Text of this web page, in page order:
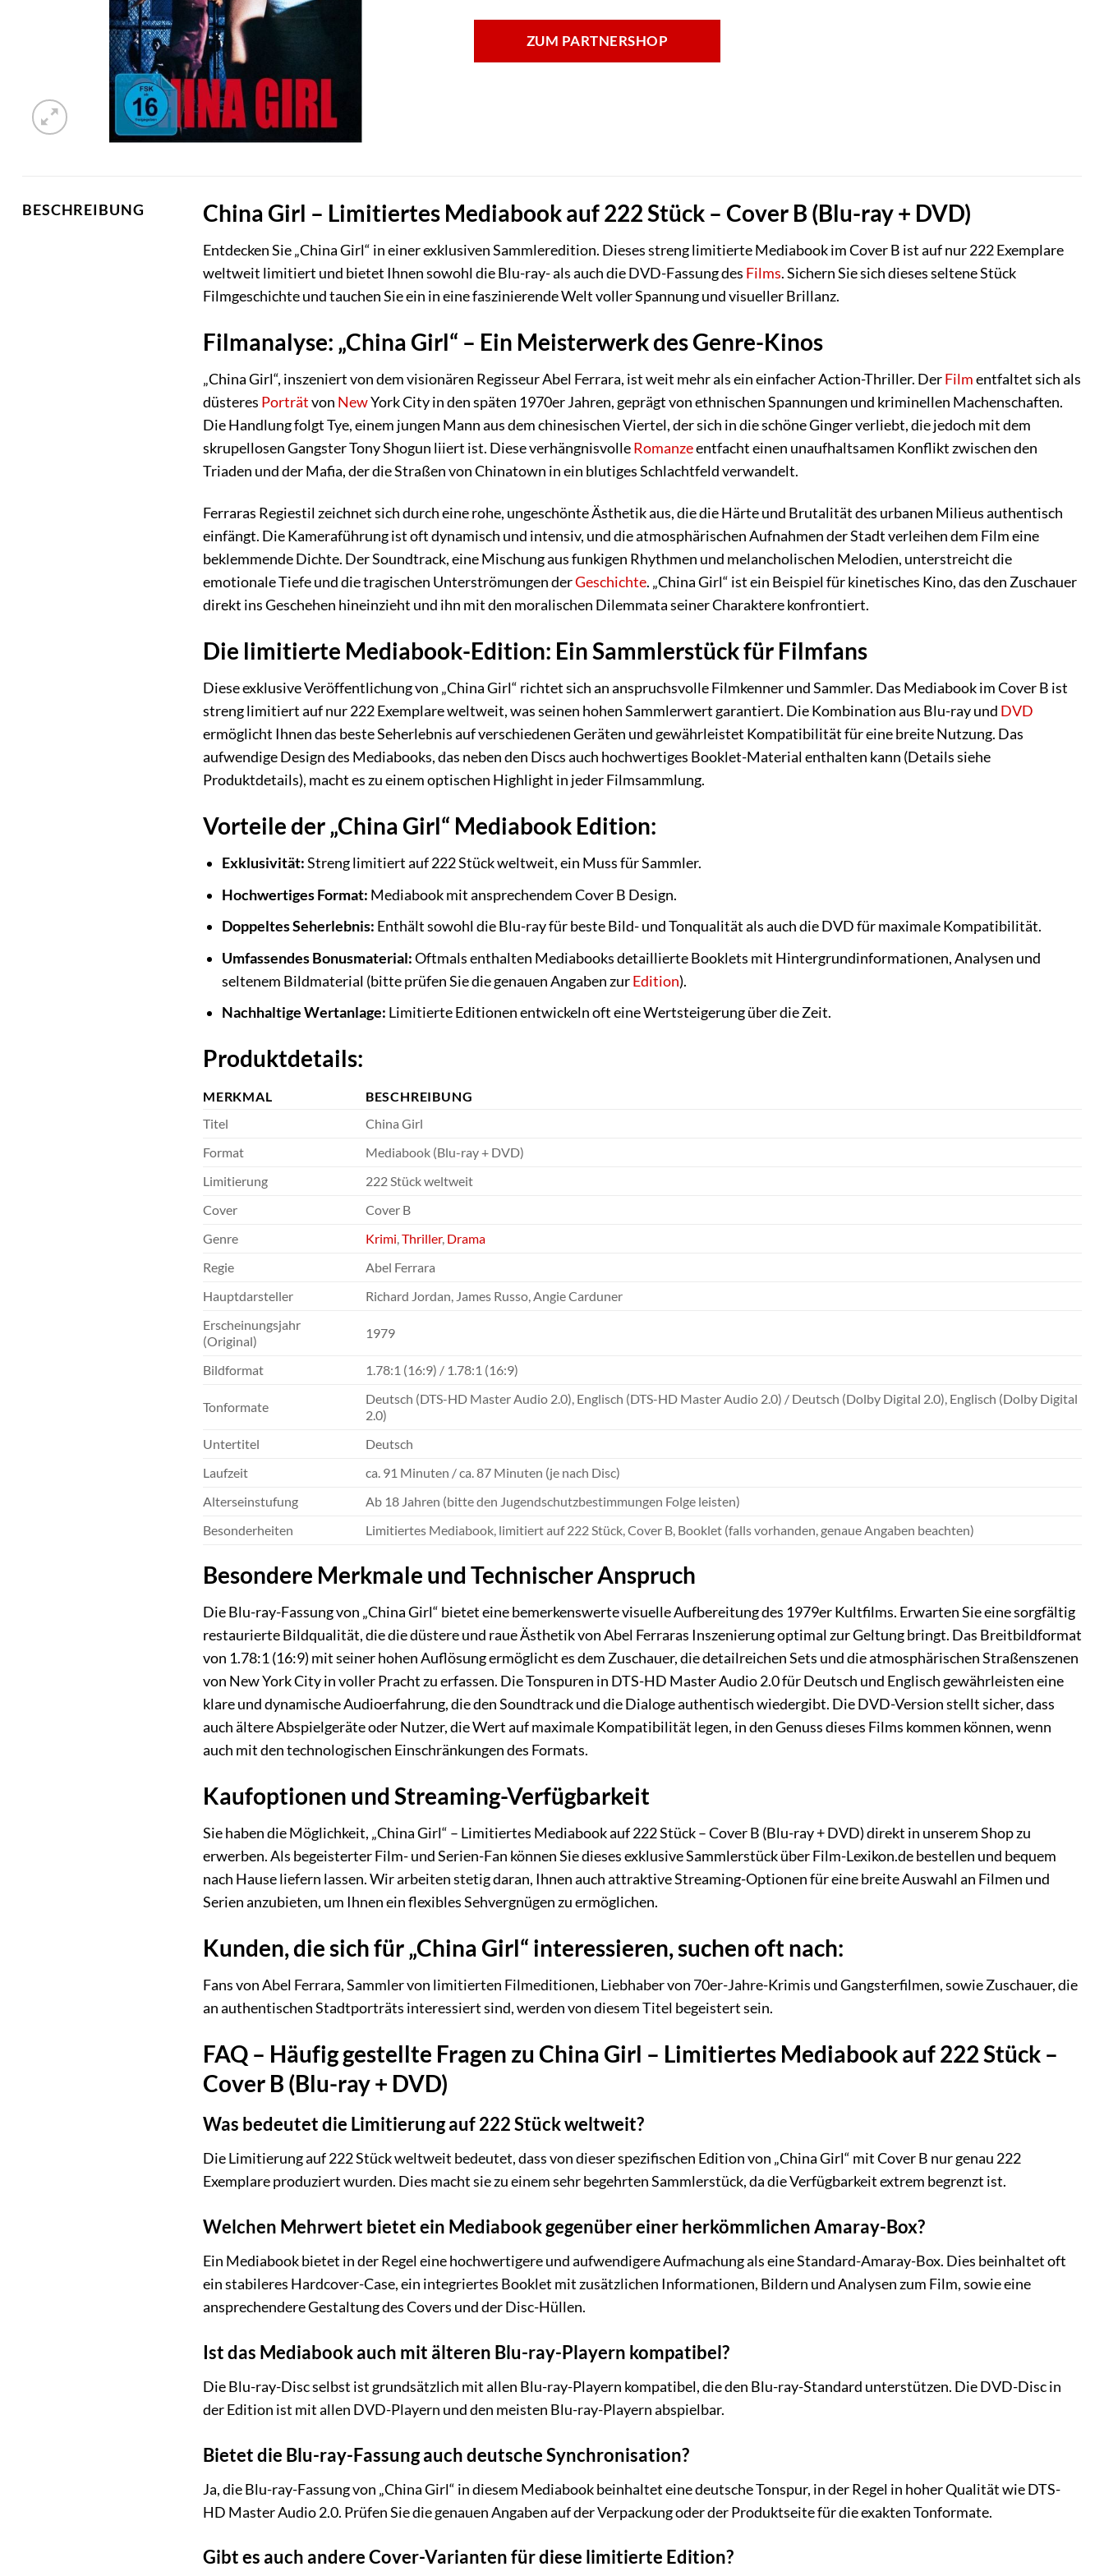
ZUM PARTNERSHOP
BESCHREIBUNG China Girl – Limitiertes Mediabook auf 222 Stück – Cover B (Blu-ray + DVD)
Entdecken Sie „China Girl“ in einer exklusiven Sammleredition. Dieses streng limitierte Mediabook im Cover B ist auf nur 222 Exemplare
weltweit limitiert und bietet Ihnen sowohl die Blu-ray- als auch die DVD-Fassung des Films. Sichern Sie sich dieses seltene Stück
Filmgeschichte und tauchen Sie ein in eine faszinierende Welt voller Spannung und visueller Brillanz.
Filmanalyse: „China Girl“ – Ein Meisterwerk des Genre-Kinos
„China Girl“, inszeniert von dem visionären Regisseur Abel Ferrara, ist weit mehr als ein einfacher Action-Thriller. DerFilmentfaltet sich als
düsteres Porträtvon NewYork City in den späten 1970er Jahren, geprägt von ethnischen Spannungen und kriminellen Machenschaften.
Die Handlung folgt Tye, einem jungen Mann aus dem chinesischen Viertel, der sich in die schöne Ginger verliebt, die jedoch mit dem
skrupellosen Gangster Tony Shogun liiert ist. Diese verhängnisvolleRomanzeentfacht einen unaufhaltsamen Konflikt zwischen den
Triaden und der Mafia, der die Straßen von Chinatown in ein blutiges Schlachtfeld verwandelt.
Ferraras Regiestil zeichnet sich durch eine rohe, ungeschönte Ästhetik aus, die die Härte und Brutalität des urbanen Milieus authentisch
einfängt. Die Kameraführung ist oft dynamisch und intensiv, und die atmosphärischen Aufnahmen der Stadt verleihen dem Film eine
beklemmende Dichte. Der Soundtrack, eine Mischung aus funkigen Rhythmen und melancholischen Melodien, unterstreicht die
emotionale Tiefe und die tragischen Unterströmungen derGeschichte. „China Girl“ ist ein Beispiel für kinetisches Kino, das den Zuschauer
direkt ins Geschehen hineinzieht und ihn mit den moralischen Dilemmata seiner Charaktere konfrontiert.
Die limitierte Mediabook-Edition: Ein Sammlerstück für Filmfans
Diese exklusive Veröffentlichung von „China Girl“ richtet sich an anspruchsvolle Filmkenner und Sammler. Das Mediabook im Cover B ist
streng limitiert auf nur 222 Exemplare weltweit, was seinen hohen Sammlerwert garantiert. Die Kombination aus Blu-ray und DVD
ermöglicht Ihnen das beste Seherlebnis auf verschiedenen Geräten und gewährleistet Kompatibilität für eine breite Nutzung. Das
aufwendige Design des Mediabooks, das neben den Discs auch hochwertiges Booklet-Material enthalten kann (Details siehe
Produktdetails), macht es zu einem optischen Highlight in jeder Filmsammlung.
Vorteile der „China Girl“ Mediabook Edition:
Exklusivität:Streng limitiert auf 222 Stück weltweit, ein Muss für Sammler.
Hochwertiges Format: Mediabook mit ansprechendem Cover B Design.
Doppeltes Seherlebnis: Enthält sowohl die Blu-ray für beste Bild- und Tonqualität als auch die DVD für maximale Kompatibilität.
Umfassendes Bonusmaterial:Oftmals enthalten Mediabooks detaillierte Booklets mit Hintergrundinformationen, Analysen und
seltenem Bildmaterial (bitte prüfen Sie die genauen Angaben zurEdition).
Nachhaltige Wertanlage: Limitierte Editionen entwickeln oft eine Wertsteigerung über die Zeit.
Produktdetails:
MERKMAL
BESCHREIBUNG
Titel
China Girl
Format
Mediabook (Blu-ray + DVD)
Limitierung
222 Stück weltweit
Cover
Cover B
Genre
Krimi,Thriller, Drama
Regie
Abel Ferrara
Hauptdarsteller
Richard Jordan, James Russo, Angie Carduner
Erscheinungsjahr
(Original)
1979
Bildformat 1.78:1 (16:9) / 1.78:1 (16:9)
Tonformate
Deutsch (DTS-HD Master Audio 2.0), Englisch (DTS-HD Master Audio 2.0) / Deutsch (Dolby Digital 2.0), Englisch (Dolby Digital
2.0)
Untertitel
Deutsch
Laufzeit
ca. 91 Minuten / ca. 87 Minuten (je nach Disc)
Alterseinstufung
Ab 18 Jahren (bitte den Jugendschutzbestimmungen Folge leisten)
Besonderheiten
Limitiertes Mediabook, limitiert auf 222 Stück, Cover B, Booklet (falls vorhanden, genaue Angaben beachten)
Besondere Merkmale und Technischer Anspruch
Die Blu-ray-Fassung von „China Girl“ bietet eine bemerkenswerte visuelle Aufbereitung des 1979er Kultfilms. Erwarten Sie eine sorgfältig
restaurierte Bildqualität, die die düstere und raue Ästhetik von Abel Ferraras Inszenierung optimal zur Geltung bringt. Das Breitbildformat
von 1.78:1 (16:9) mit seiner hohen Auflösung ermöglicht es dem Zuschauer, die detailreichen Sets und die atmosphärischen Straßenszenen
von New York City in voller Pracht zu erfassen. Die Tonspuren in DTS-HD Master Audio 2.0 für Deutsch und Englisch gewährleisten eine
klare und dynamische Audioerfahrung, die den Soundtrack und die Dialoge authentisch wiedergibt. Die DVD-Version stellt sicher, dass
auch ältere Abspielgeräte oder Nutzer, die Wert auf maximale Kompatibilität legen, in den Genuss dieses Films kommen können, wenn
auch mit den technologischen Einschränkungen des Formats.
Kaufoptionen und Streaming-Verfügbarkeit
Sie haben die Möglichkeit, „China Girl“ – Limitiertes Mediabook auf 222 Stück – Cover B (Blu-ray + DVD) direkt in unserem Shop zu
erwerben. Als begeisterter Film- und Serien-Fan können Sie dieses exklusive Sammlerstück über Film-Lexikon.de bestellen und bequem
nach Hause liefern lassen. Wir arbeiten stetig daran, Ihnen auch attraktive Streaming-Optionen für eine breite Auswahl an Filmen und
Serien anzubieten, um Ihnen ein flexibles Sehvergnügen zu ermöglichen.
Kunden, die sich für „China Girl“ interessieren, suchen oft nach:
Fans von Abel Ferrara, Sammler von limitierten Filmeditionen, Liebhaber von 70er-Jahre-Krimis und Gangsterfilmen, sowie Zuschauer, die
an authentischen Stadtporträts interessiert sind, werden von diesem Titel begeistert sein.
FAQ – Häufig gestellte Fragen zu China Girl – Limitiertes Mediabook auf 222 Stück –
Cover B (Blu-ray + DVD)
Was bedeutet die Limitierung auf 222 Stück weltweit?
Die Limitierung auf 222 Stück weltweit bedeutet, dass von dieser spezifischen Edition von „China Girl“ mit Cover B nur genau 222
Exemplare produziert wurden. Dies macht sie zu einem sehr begehrten Sammlerstück, da die Verfügbarkeit extrem begrenzt ist.
Welchen Mehrwert bietet ein Mediabook gegenüber einer herkömmlichen Amaray-Box?
Ein Mediabook bietet in der Regel eine hochwertigere und aufwendigere Aufmachung als eine Standard-Amaray-Box. Dies beinhaltet oft
ein stabileres Hardcover-Case, ein integriertes Booklet mit zusätzlichen Informationen, Bildern und Analysen zum Film, sowie eine
ansprechendere Gestaltung des Covers und der Disc-Hüllen.
Ist das Mediabook auch mit älteren Blu-ray-Playern kompatibel?
Die Blu-ray-Disc selbst ist grundsätzlich mit allen Blu-ray-Playern kompatibel, die den Blu-ray-Standard unterstützen. Die DVD-Disc in
der Edition ist mit allen DVD-Playern und den meisten Blu-ray-Playern abspielbar.
Bietet die Blu-ray-Fassung auch deutsche Synchronisation?
Ja, die Blu-ray-Fassung von „China Girl“ in diesem Mediabook beinhaltet eine deutsche Tonspur, in der Regel in hoher Qualität wie DTS-
HD Master Audio 2.0. Prüfen Sie die genauen Angaben auf der Verpackung oder der Produktseite für die exakten Tonformate.
Gibt es auch andere Cover-Varianten für diese limitierte Edition?